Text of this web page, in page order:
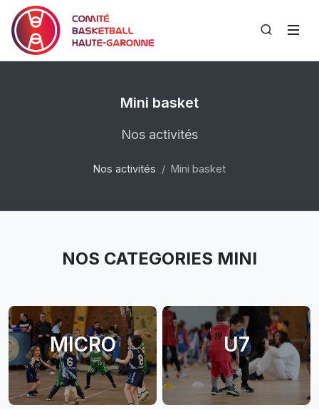
Mini basket
Nos activités
Nos activités Mini basket
NOS CATEGORIES MINI
MICRO U7